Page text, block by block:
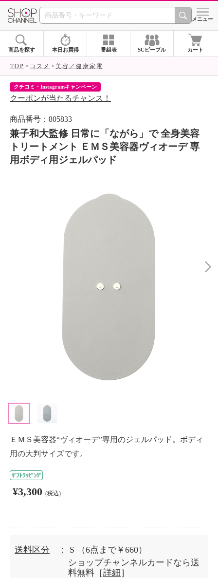
SHOP CHANNEL シメニュー
商品を探す 本日お買得 番組表 SCピープル カート
TOP コスメ 美容／健康家電
クチコミ・Instagramキャンペーン
クーポンが当たるチャンス！
商品番号：805833
兼子和大監修 日常に「ながら」で 全身美容
トリートメント ＥＭＳ美容器ヴィオーデ 専
用ボディ用ジェルパッド
ＥＭＳ美容器“ヴィオーデ”専用のジェルパッド。ボディ
用の大判サイズです。
¥3,300 (税込)
送料区分 ： S
（6点まで￥660）
ショップチャンネルカードなら送
料無料［詳細 ］